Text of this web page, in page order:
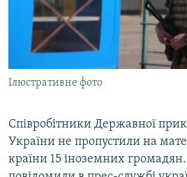
ВІДЕОУРОКИ «ELIFBE»
СВІДЧЕННЯ ОКУПАЦІЇ
УКРАЇНСЬКА ПРОБЛЕМА КРИМУ
ІНФОГРАФІКА
Русский
Qırımtatar
ДОЛУЧАЙСЯ!
Усі сайти RFE/RL
Ілюстративне фото
Співробітники Державної
України не пропустили на
країни 15 іноземних